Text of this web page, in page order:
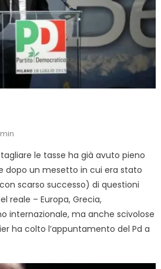
le tasse ha già avuto pieno
dopo un mesetto in cui era stato
scarso successo) di questioni
reale – Europa, Grecia,
internazionale, ma anche scivolose
ha colto l’appuntamento del Pd a